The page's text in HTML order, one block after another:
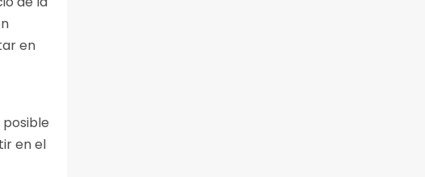
en
en el